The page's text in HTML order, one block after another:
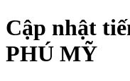
Cập nhật
PHÚ MỸ